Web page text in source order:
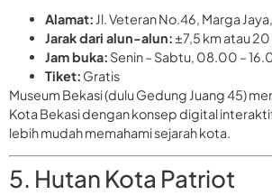
Alamat: Jl. Veteran No.46, Marga
Jarak dari alun-alun:±7,5 km atau
Jam buka: Senin – Sabtu, 08.00 –
Tiket: Gratis
Museum Bekasi (dulu Gedung Juang 45)
Kota Bekasi dengan konsep digital
lebih mudah memahami sejarah kota.
5. Hutan Kota Patriot